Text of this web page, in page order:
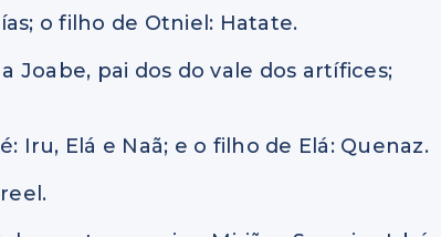
o filho de Otniel: Hatate.
Joabe, pai dos do vale dos artífices;
Iru, Elá e Naã; e o filho de Elá: Quenaz.